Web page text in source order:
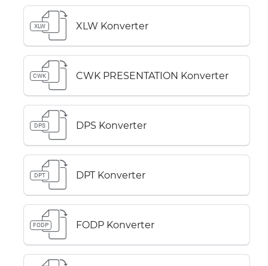
XLW XLW Konverter
CWK CWK PRESENTATION Konverter
DPS DPS Konverter
DPT DPT Konverter
FODP FODP Konverter